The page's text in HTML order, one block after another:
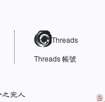
Threads
Threads 帳號